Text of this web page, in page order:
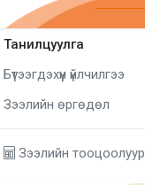
Танилцуулга
Бүтээгдэхүүн үйлчилгээ
Зээлийн өргөдөл
Зээлийн тооцоолуур